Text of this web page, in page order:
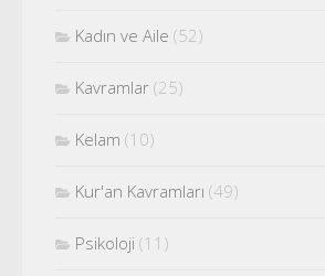
Kadın ve Aile (52)
Kavramlar (25)
Kelam (10)
Kur'an Kavramları (49)
Psikoloji (11)